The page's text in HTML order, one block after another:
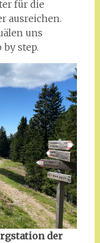
für die
ausreichen.
uns
step.
der